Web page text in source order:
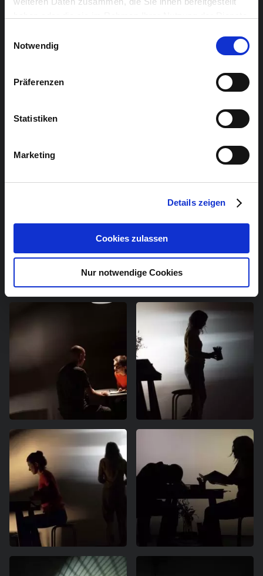
Notwendig
Präferenzen
Statistiken
Marketing
Details zeigen
Cookies zulassen
Nur notwendige Cookies